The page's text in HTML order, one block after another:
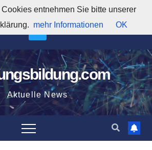
6:03:42 AM
Aktuelle News
Cookies entnehmen Sie bitte unserer
mehr Informationen OK